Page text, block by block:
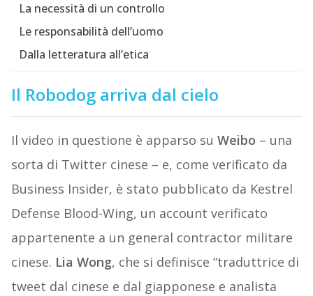
La necessità di un controllo
Le responsabilità dell’uomo
Dalla letteratura all’etica
Il Robodog arriva dal cielo
Il video in questione è apparso su Weibo – una
sorta di Twitter cinese – e, come verificato da
Business Insider, è stato pubblicato da Kestrel
Defense Blood-Wing, un account verificato
appartenente a un general contractor militare
cinese. Lia Wong, che si definisce “traduttrice di
tweet dal cinese e dal giapponese e analista